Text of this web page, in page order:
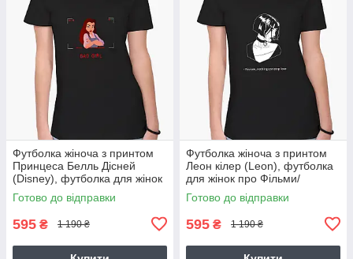
Футболка жіноча з принтом
Принцеса Белль Дісней
(Disney), футболка для жінок
про Прикольні малюнки
Готово до відправки
595 ₴ 1 190 ₴
Футболка жіноча з принтом
Леон кілер (Leon), футболка
для жінок про Фільми/
Серіали
Готово до відправки
595 ₴ 1 190 ₴